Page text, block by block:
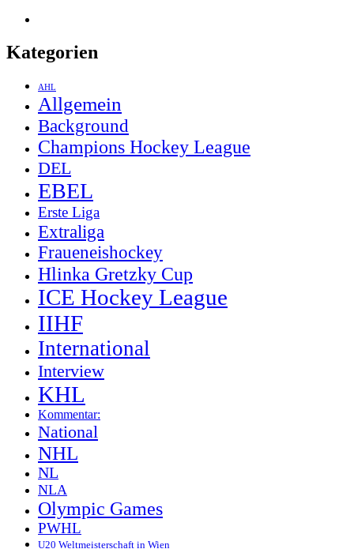
Kategorien
AHL
Allgemein
Background
Champions Hockey League
DEL
EBEL
Erste Liga
Extraliga
Fraueneishockey
Hlinka Gretzky Cup
ICE Hockey League
IIHF
International
Interview
KHL
Kommentar:
National
NHL
NL
NLA
Olympic Games
PWHL
U20 Weltmeisterschaft in Wien